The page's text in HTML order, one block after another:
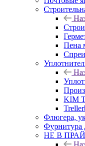
Пена
Спреи
KIM
Флюгера,
Фурнитура
НЕ В